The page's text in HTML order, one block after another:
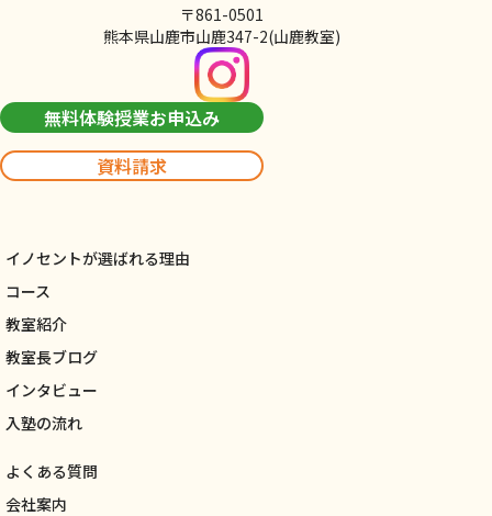
〒861-0501
熊本県山鹿市山鹿347-2(山鹿教室)
無料体験授業お申込み
資料請求
イノセントが選ばれる理由
コース
教室紹介
教室長ブログ
インタビュー
入塾の流れ
よくある質問
会社案内